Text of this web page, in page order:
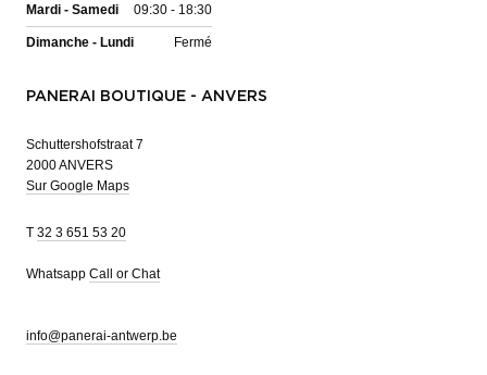
Mardi - Samedi 09:30 - 18:30
Dimanche - Lundi Fermé
PANERAI BOUTIQUE - ANVERS
Schuttershofstraat 7
2000 ANVERS
Sur Google Maps
T 32 3 651 53 20
Whatsapp Call or Chat
info@panerai-antwerp.be